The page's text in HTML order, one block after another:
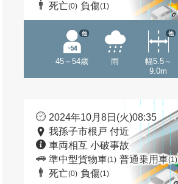
死亡(0) 負傷(1)
45～54歳
他
雨
幅5.5～
9.0m
他
2024年10月8日(火)08:35
我孫子市根戸 付近
車両相互 小破事故
準中型貨物車(1) 普通乗用車(1)
死亡(0) 負傷(1)